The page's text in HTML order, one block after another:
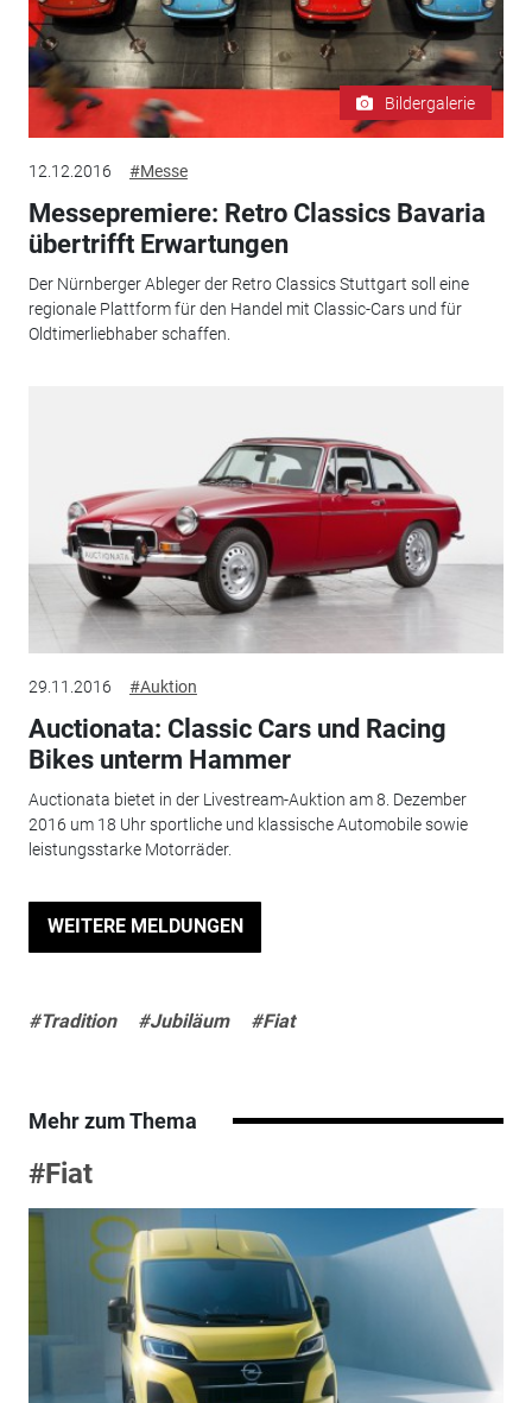
Bildergalerie
12.12.2016 #Messe
Messepremiere: Retro Classics Bavaria
übertrifft Erwartungen
Der Nürnberger Ableger der Retro Classics Stuttgart soll eine
regionale Plattform für den Handel mit Classic-Cars und für
Oldtimerliebhaber schaffen.
29.11.2016 #Auktion
Auctionata: Classic Cars und Racing
Bikes unterm Hammer
Auctionata bietet in der Livestream-Auktion am 8. Dezember
2016 um 18 Uhr sportliche und klassische Automobile sowie
leistungsstarke Motorräder.
WEITERE MELDUNGEN
#Tradition #Jubiläum #Fiat
Mehr zum Thema
#Fiat